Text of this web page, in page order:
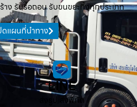
าง รับรื้อถอน รับขนขยะทิ้งทุกประเภท
ดแผนที่นำทาง
LINE
ส่งรูป ส่งพิกัด